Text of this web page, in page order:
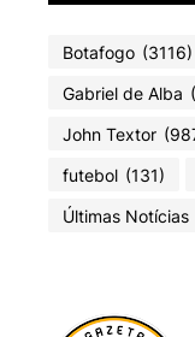
Botafogo (3116)
Gabriel de Alba
John Textor
futebol (131)
Últimas Notícias